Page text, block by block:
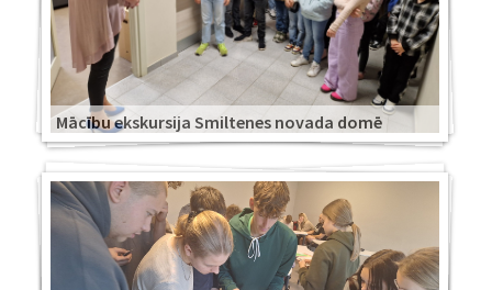
Mācību ekskursija Smiltenes novada domē